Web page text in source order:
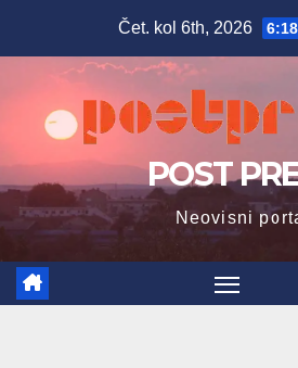
Čet. kol 6th, 2026
POST
Neovisni